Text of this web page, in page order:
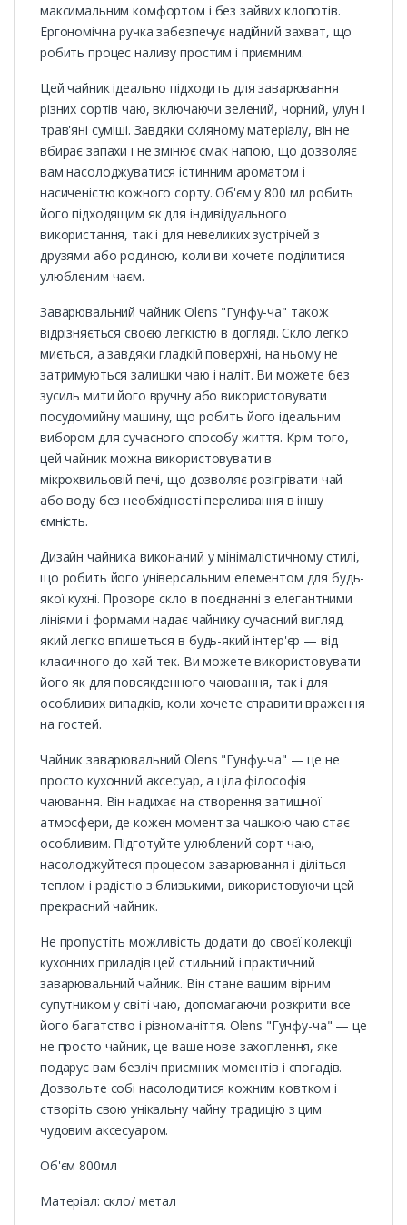
максимальним комфортом і без зайвих клопотів.
Ергономічна ручка забезпечує надійний захват, що
робить процес наливу простим і приємним.
Цей чайник ідеально підходить для заварювання
різних сортів чаю, включаючи зелений, чорний, улун і
трав'яні суміші. Завдяки скляному матеріалу, він не
вбирає запахи і не змінює смак напою, що дозволяє
вам насолоджуватися істинним ароматом і
насиченістю кожного сорту. Об'єм у 800 мл робить
його підходящим як для індивідуального
використання, так і для невеликих зустрічей з
друзями або родиною, коли ви хочете поділитися
улюбленим чаєм.
Заварювальний чайник Olens "Гунфу-ча" також
відрізняється своєю легкістю в догляді. Скло легко
миється, а завдяки гладкій поверхні, на ньому не
затримуються залишки чаю і наліт. Ви можете без
зусиль мити його вручну або використовувати
посудомийну машину, що робить його ідеальним
вибором для сучасного способу життя. Крім того,
цей чайник можна використовувати в
мікрохвильовій печі, що дозволяє розігрівати чай
або воду без необхідності переливання в іншу
ємність.
Дизайн чайника виконаний у мінімалістичному стилі,
що робить його універсальним елементом для будь-
якої кухні. Прозоре скло в поєднанні з елегантними
лініями і формами надає чайнику сучасний вигляд,
який легко впишеться в будь-який інтер'єр — від
класичного до хай-тек. Ви можете використовувати
його як для повсякденного чаювання, так і для
особливих випадків, коли хочете справити враження
на гостей.
Чайник заварювальний Olens "Гунфу-ча" — це не
просто кухонний аксесуар, а ціла філософія
чаювання. Він надихає на створення затишної
атмосфери, де кожен момент за чашкою чаю стає
особливим. Підготуйте улюблений сорт чаю,
насолоджуйтеся процесом заварювання і діліться
теплом і радістю з близькими, використовуючи цей
прекрасний чайник.
Не пропустіть можливість додати до своєї колекції
кухонних приладів цей стильний і практичний
заварювальний чайник. Він стане вашим вірним
супутником у світі чаю, допомагаючи розкрити все
його багатство і різноманіття. Olens "Гунфу-ча" — це
не просто чайник, це ваше нове захоплення, яке
подарує вам безліч приємних моментів і спогадів.
Дозвольте собі насолодитися кожним ковтком і
створіть свою унікальну чайну традицію з цим
чудовим аксесуаром.
Об'єм 800мл
Матеріал: скло/ метал